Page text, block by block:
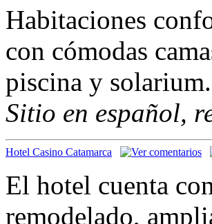
Habitaciones
con cómodas
piscina y solarium.
Sitio en español,
Hotel Casino Catamarca
El hotel cuenta
remodelado,